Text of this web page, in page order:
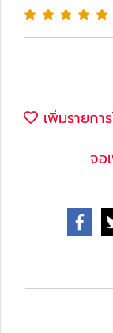
เพิ่มรายกา
จอ